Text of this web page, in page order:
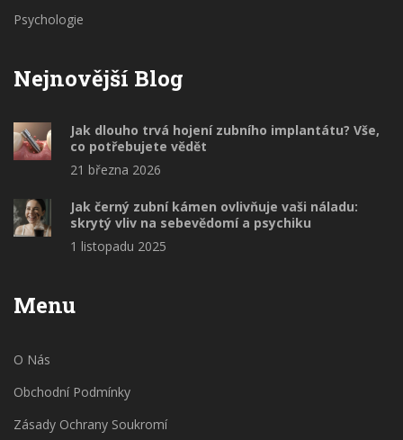
Psychologie
Nejnovější Blog
Jak dlouho trvá hojení zubního implantátu? Vše,
co potřebujete vědět
21 března 2026
Jak černý zubní kámen ovlivňuje vaši náladu:
skrytý vliv na sebevědomí a psychiku
1 listopadu 2025
Menu
O Nás
Obchodní Podmínky
Zásady Ochrany Soukromí